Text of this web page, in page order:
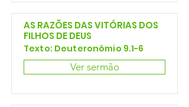
AS RAZÕES DAS VITÓRIAS DOS
FILHOS DE DEUS
Texto: Deuteronômio 9.1-6
Ver sermão